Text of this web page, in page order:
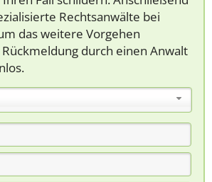
Rechtsanwälte bei
das weitere Vorgehen
durch einen Anwalt